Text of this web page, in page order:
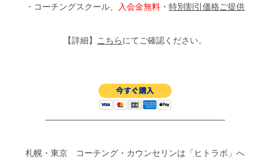
・コーチングスクール、
入会金無料 ・ 特別割引価格ご提供
【詳細】 こちらにてご確認ください。
—————————————————————-
札幌・東京 コーチング・カウンセリンは「ヒトラボ」へ